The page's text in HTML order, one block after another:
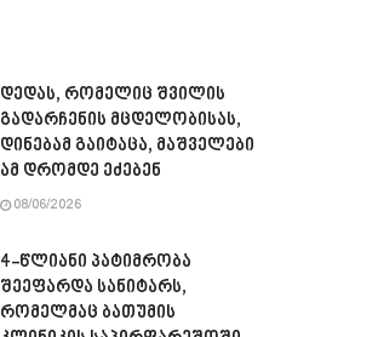
დედას, რომელიც შვილის
გადარჩენის მცდელობისას,
დინებამ გაიტაცა, მაშველები
ამ დრომდე ეძებენ
08/06/2026
4-წლიანი პატიმრობა
შეეფარდა სანიტარს,
რომელმაც ბათუმის